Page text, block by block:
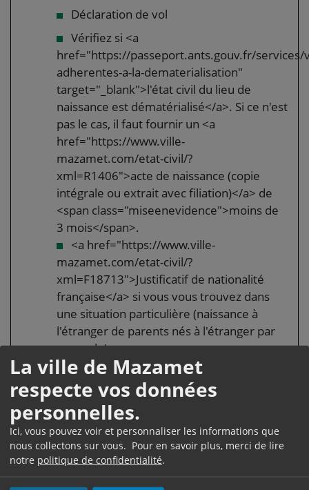
La ville de Mazamet
respecte vos données
personnelles.
Ici, vous pouvez voir et personnaliser les informations que
nous collectons sur vous. Pour en savoir plus, merci de lire
notre politique de confidentialité.
Déclaration de vol
Vérifiez si <a
href="https://passeport.ants.gouv.fr/services/
adherentes-a-la-dematerialisation"
target="_blank">l'état civil du lieu de
naissance est dématérialisé</a>. Si ce n'est
pas le cas, il faut fournir un <a
href="https://www.ville-
mazamet.com/etat-civil/?
xml=R1406">acte de naissance (copie
intégrale ou extrait avec filiation)</a> de
<span class="miseenevidence">moins de
3 mois</span>.
<a href="https://www.ville-
mazamet.com/etat-civil/?
xml=F18713">Justificatif de nationalité
française</a> si vous vous trouvez dans
une situation particulière (naissance à
l'étranger de parents nés à l'étranger par
exemple)
Vous n'avez pas de carte d'identité
Photo d'identité de moins de 6 mois et
<a href="https://www.ville-
mazamet.com/etat-civil/?
xml=F10619">conforme aux normes</a>